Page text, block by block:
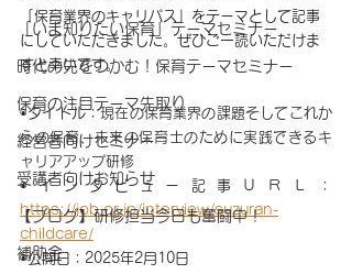
「いま知りたい保育」テーマセミナー
時代の先をつかむ！保育テーマセミナー
保育の注目テーマ先取り
経営者向けセミナー
受講者向けお知らせ
【ブログ】研修担当今日も奮闘中！
補助金
「保育業界のキャリパス」をテーマとして記事
にしていただきました。ぜひご一読いただけま
すと幸いです。
◉タイトル：現在の保育業界の課題そしてこれか
らの保育、未来の保育士のために実践できるキ
ャリアアップ研修
◉インタビュー記事ＵＲＬ：
https://job.or.jp/interview/suzuran-
childcare/
◉公開日：2025年2月10日